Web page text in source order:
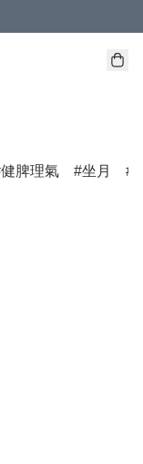
健脾理氣 坐月